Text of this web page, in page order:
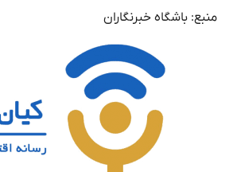
منبع: باشگاه خبرنگاران